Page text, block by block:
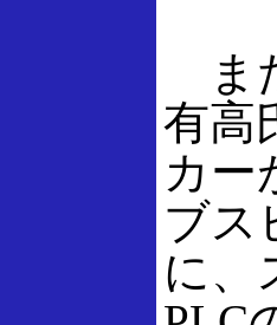
ま
有高
カー
ブス
に、